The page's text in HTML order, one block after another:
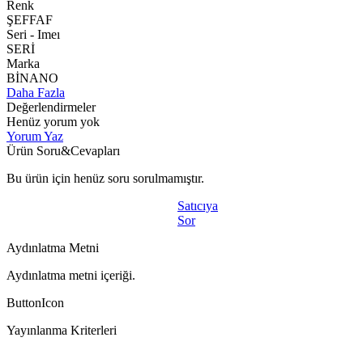
Renk
ŞEFFAF
Seri - Imeı
SERİ
Marka
BİNANO
Daha Fazla
Değerlendirmeler
Henüz yorum yok
Yorum Yaz
Ürün Soru&Cevapları
Bu ürün için henüz soru sorulmamıştır.
Satıcıya
Sor
Aydınlatma Metni
Aydınlatma metni içeriği.
ButtonIcon
Yayınlanma Kriterleri